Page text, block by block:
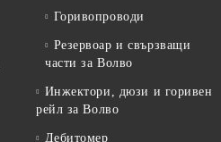
Горивопроводи
Резервоар и свързващи
части за Волво
Инжектори, дюзи и горивен
рейл за Волво
Дебитомер